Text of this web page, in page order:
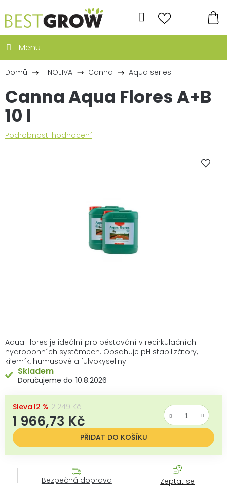
na
obsah
Hledat
Domů HNOJIVA Canna Aqua series
Aqua Flores je ideální pro pěstování v recirkulačních
hydroponních systémech. Obsahuje pH stabilizátory,
křemík, humusové a fulvokyseliny.
Skladem
10.8.2026
2 249 Kč
–12 %
1 966,73 Kč
Měrná cena:
PŘIDAT DO KOŠÍKU
Bezpečná doprava Zeptat se
Canna Aqua Flores A+B
10 l
Průměrné
Podrobnosti hodnocení